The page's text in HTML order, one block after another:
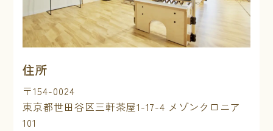
住所
〒154-0024
東京都世田谷区三軒茶屋1-17-4 メゾンクロニア
101